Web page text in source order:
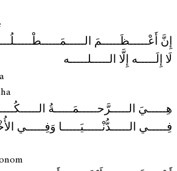
إِنَّ أَعْـــــظَـــــمَ
لَا إِلَـــــه إِلَّا الـــــلـــــه
هِـــــيَ الـــــرَّحـــــمَـــــةُ
فِـــــي الـــــدُّنْـــــيَـــــا وَفِـــــي